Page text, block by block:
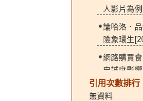
人影片為
論哈洛．
險象環生
網路購買
忠誠度影
引用次數排行
無資料